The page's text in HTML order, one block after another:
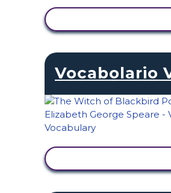
Vocabolario